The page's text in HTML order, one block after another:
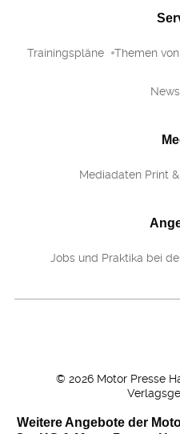
Trainingspläne Themen
Mediadaten Print
Jobs und Praktika bei
© 2026 Motor Presse
Weitere Angebote der